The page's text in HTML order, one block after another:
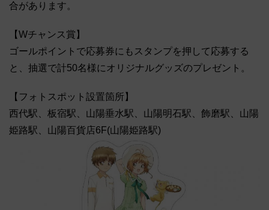
合があります。
【Wチャンス賞】
ゴールポイントで応募券にもスタンプを押して応募する
と、抽選で計50名様にオリジナルグッズのプレゼント。
【フォトスポット設置箇所】
西代駅、板宿駅、山陽垂水駅、山陽明石駅、飾磨駅、山陽
姫路駅、山陽百貨店6F(山陽姫路駅)